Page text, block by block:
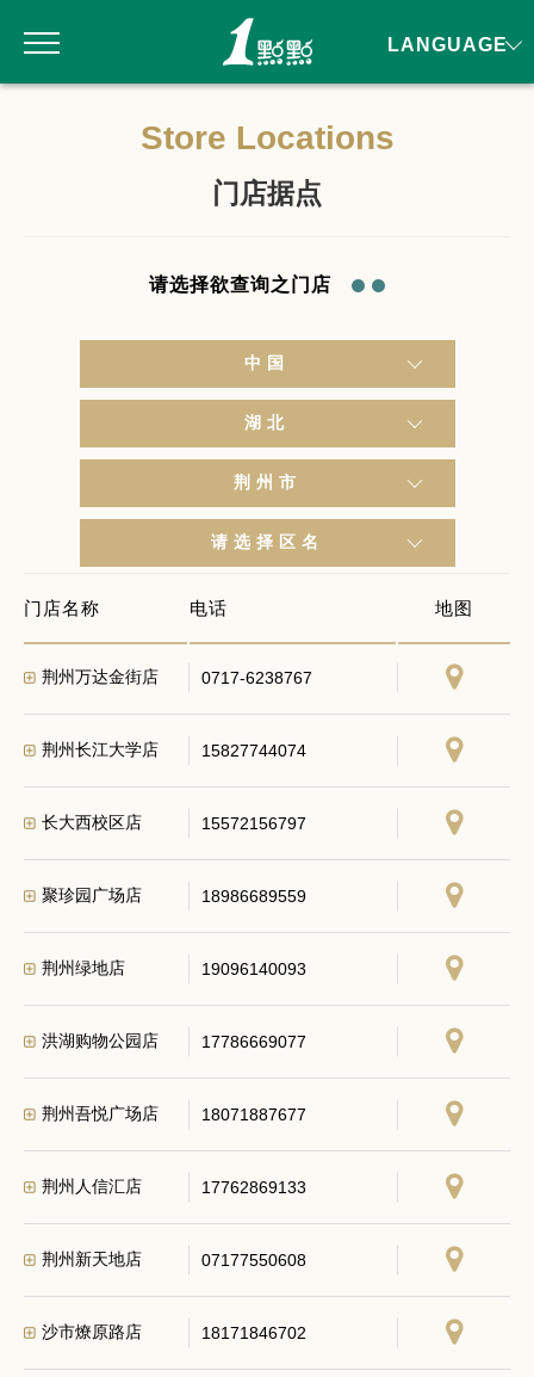
Store Locations
门店据点
请选择欲查询之门店
中国
湖北
荆州市
请选择区名
门店名称 电话 地图
荆州万达金街店 0717-6238767
荆州长江大学店 15827744074
长大西校区店 15572156797
聚珍园广场店 18986689559
荆州绿地店 19096140093
洪湖购物公园店 17786669077
荆州吾悦广场店 18071887677
荆州人信汇店 17762869133
荆州新天地店 07177550608
沙市燎原路店 18171846702
LANGUAGE